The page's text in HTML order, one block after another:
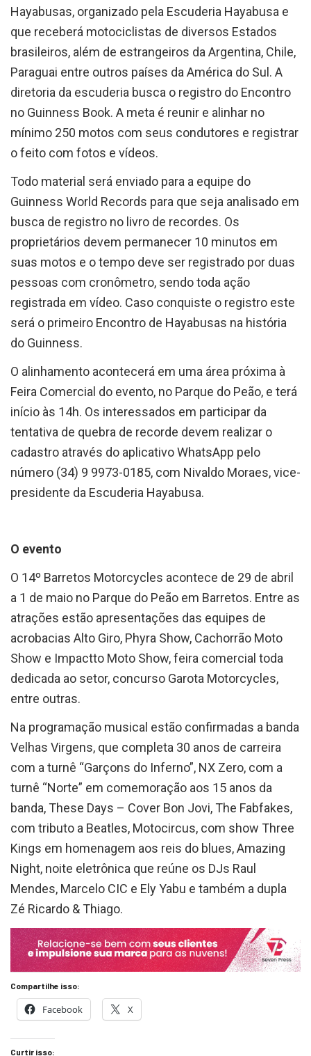
Hayabusas, organizado pela Escuderia Hayabusa e
que receberá motociclistas de diversos Estados
brasileiros, além de estrangeiros da Argentina, Chile,
Paraguai entre outros países da América do Sul. A
diretoria da escuderia busca o registro do Encontro
no Guinness Book. A meta é reunir e alinhar no
mínimo 250 motos com seus condutores e registrar
o feito com fotos e vídeos.
Todo material será enviado para a equipe do
Guinness World Records para que seja analisado em
busca de registro no livro de recordes. Os
proprietários devem permanecer 10 minutos em
suas motos e o tempo deve ser registrado por duas
pessoas com cronômetro, sendo toda ação
registrada em vídeo. Caso conquiste o registro este
será o primeiro Encontro de Hayabusas na história
do Guinness.
O alinhamento acontecerá em uma área próxima à
Feira Comercial do evento, no Parque do Peão, e terá
início às 14h. Os interessados em participar da
tentativa de quebra de recorde devem realizar o
cadastro através do aplicativo WhatsApp pelo
número (34) 9 9973-0185, com Nivaldo Moraes, vice-
presidente da Escuderia Hayabusa.
O evento
O 14º Barretos Motorcycles acontece de 29 de abril
a 1 de maio no Parque do Peão em Barretos. Entre as
atrações estão apresentações das equipes de
acrobacias Alto Giro, Phyra Show, Cachorrão Moto
Show e Impactto Moto Show, feira comercial toda
dedicada ao setor, concurso Garota Motorcycles,
entre outras.
Na programação musical estão confirmadas a banda
Velhas Virgens, que completa 30 anos de carreira
com a turnê “Garçons do Inferno”, NX Zero, com a
turnê “Norte” em comemoração aos 15 anos da
banda, These Days – Cover Bon Jovi, The Fabfakes,
com tributo a Beatles, Motocircus, com show Three
Kings em homenagem aos reis do blues, Amazing
Night, noite eletrônica que reúne os DJs Raul
Mendes, Marcelo CIC e Ely Yabu e também a dupla
Zé Ricardo & Thiago.
Compartilhe isso:
Facebook X
Curtir isso: